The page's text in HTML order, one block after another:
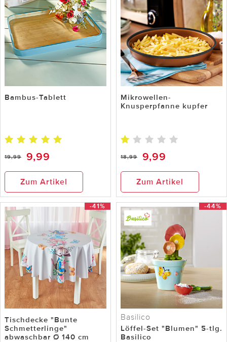
Bambus-Tablett
19,99 9,99
Zum Artikel
Mikrowellen-
Knusperpfanne kupfer
18,99 9,99
Zum Artikel
-41%
Tischdecke "Bunte
Schmetterlinge"
abwaschbar Ø 140 cm
-44%
Basilico
Löffel-Set "Blumen" 5-tlg.
Basilico